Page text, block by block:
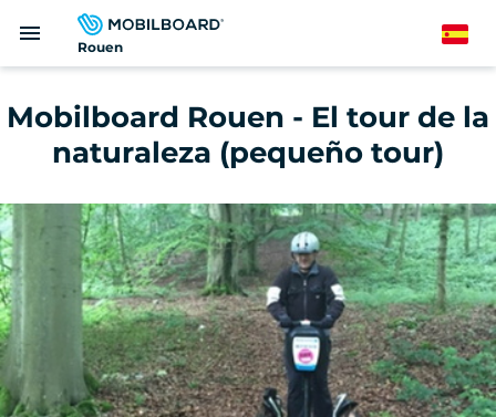
Rouen
menu Spanish
Mobilboard Rouen - El tour de la
naturaleza (pequeño tour)